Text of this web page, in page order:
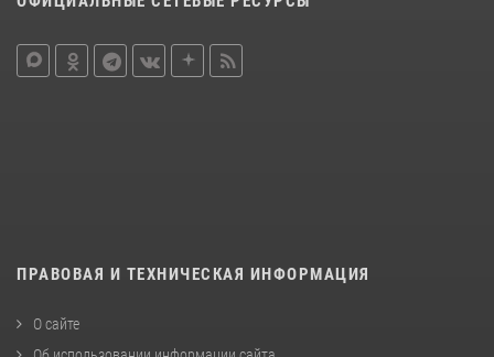
ПРАВОВАЯ И ТЕХНИЧЕСКАЯ ИНФОРМАЦИЯ
О сайте